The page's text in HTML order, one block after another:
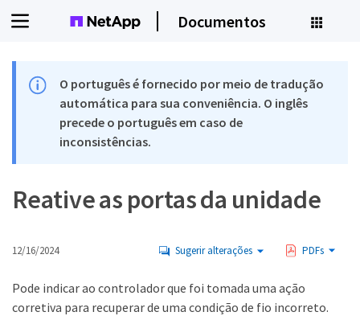
Documentos
O português é fornecido por meio de tradução
automática para sua conveniência. O inglês
precede o português em caso de
inconsistências.
Reative as portas da unidade
12/16/2024 Sugerir alterações PDFs
Pode indicar ao controlador que foi tomada uma ação
corretiva para recuperar de uma condição de fio incorreto.